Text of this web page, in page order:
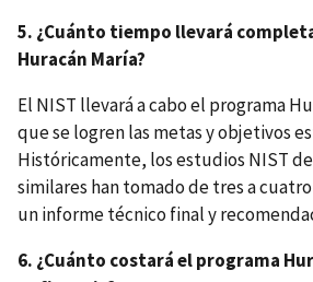
5. ¿Cuánto tiempo llevará
Huracán María?
El NIST llevará a cabo el programa
que se logren las metas y objetivos
Históricamente, los estudios NIST
similares han tomado de tres a
un informe técnico final y
6. ¿Cuánto costará el programa